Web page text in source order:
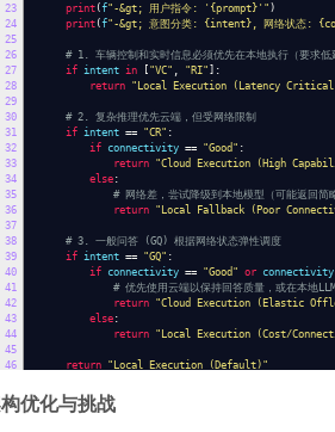
23
24
25
26
27
28
29
30
31
32
33
34
35
36
37
38
39
40
41
42
43
44
45
46
48
49
print (f"-&gt; 用户指令: '{prompt}'" )
print (f"-&gt; 意图分类: {intent}, 网络状态:
# 1. 车辆控制和实时信息必须优先在本地执行（要求低
if intent in [ "VC" , "RI" ]:
return "Local Execution (Latency
# 2. 复杂推理优先云端，但受网络限制
if intent == "CR" :
if connectivity == "Good" :
return "Cloud Execution (High
else :
# 网络差，尝试降级到本地模型（可能返回简
return "Local Fallback (Poor
# 3. 一般问答 (GQ) 根据网络状态弹性调度
if intent == "GQ" :
if connectivity == "Good" or connectivity
# 优先使用云端以保持回答质量，或在本地
return "Cloud Execution (Elastic
else :
return "Local Execution (Cost/
return "Local Execution (Default)"
# 示例运行
print("--- 示例 1: 车辆控制（本地优先）---"
优化与挑战